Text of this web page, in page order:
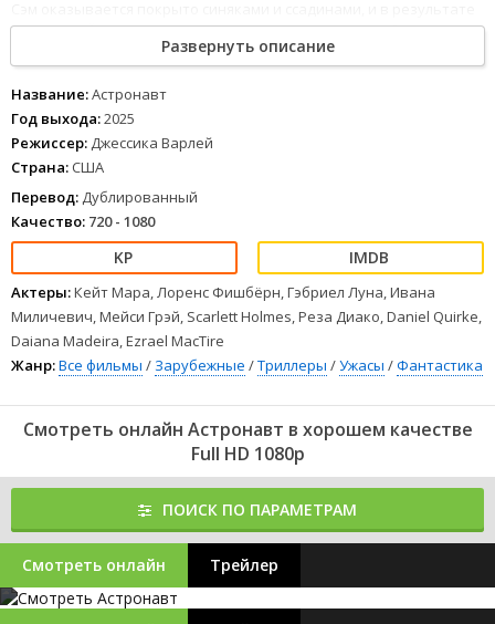
спускаемый аппарат приводняется посреди океана. Сэм спасают
и помещают на карантин в роскошном и изол...
Фильм понравился моему другу
Смотрел сериал с подругой
Фильмы боевики онлайн
Любимый фильм сестры
12 34 5 678
Развернуть описание
Название:Астронавт
Год выхода:2025
Режиссер: Джессика Варлей
Страна: США
Перевод: Дублированный
Качество: 720 - 1080
Актеры:Кейт Мара, Лоренс Фишбёрн, Гэбриел Луна, Ивана
Миличевич, Мейси Грэй, Scarlett Holmes, Реза Диако, Daniel Quirke,
Daiana Madeira, Ezrael MacTire
Жанр:Все фильмы / Зарубежные /Триллеры /Ужасы /Фантастика
Смотреть онлайн Астронавт в хорошем качестве
Full HD 1080p
ПОИСК ПО ПАРАМЕТРАМ
Смотреть онлайн Трейлер